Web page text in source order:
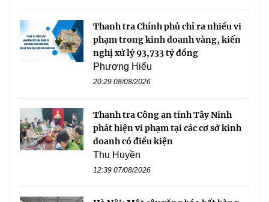
Thanh tra Chính phủ chỉ ra nhiều vi
phạm trong kinh doanh vàng, kiến
nghị xử lý 93,733 tỷ đồng
Phương Hiếu
20:29 08/08/2026
Thanh tra Công an tỉnh Tây Ninh
phát hiện vi phạm tại các cơ sở kinh
doanh có điều kiện
Thu Huyền
12:39 07/08/2026